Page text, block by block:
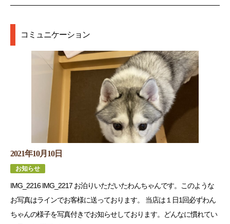
コミュニケーション
2021年10月10日
お知らせ
IMG_2216 IMG_2217 お泊りいただいたわんちゃんです。このような
お写真はラインでお客様に送っております。 当店は１日1回必ずわん
ちゃんの様子を写真付きでお知らせしております。どんなに慣れてい